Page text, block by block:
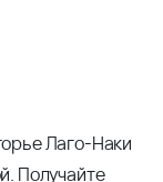
Лаго-Наки
Получайте